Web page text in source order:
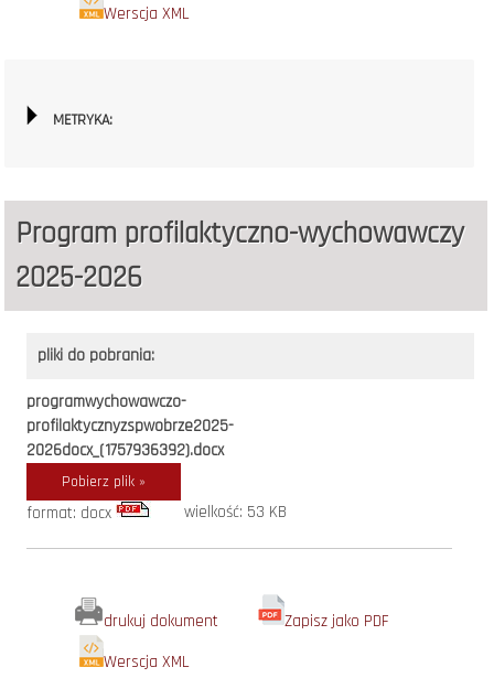
Werscja XML
METRYKA:
Program profilaktyczno-wychowawczy
2025-2026
pliki do pobrania:
programwychowawczo-
profilaktycznyzspwobrze2025-
2026docx_(1757936392).docx
Pobierz plik »
format: docx wielkość: 53 KB
drukuj dokument
Zapisz jako PDF
Werscja XML